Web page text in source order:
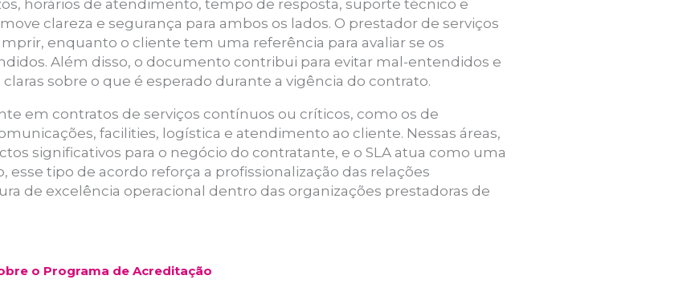
horários de atendimento, tempo de resposta, suporte técnico e
clareza e segurança para ambos os lados. O prestador de serviços
enquanto o cliente tem uma referência para avaliar se os
Além disso, o documento contribui para evitar mal-entendidos e
sobre o que é esperado durante a vigência do contrato.
em contratos de serviços contínuos ou críticos, como os de
facilities, logística e atendimento ao cliente. Nessas áreas,
significativos para o negócio do contratante, e o SLA atua como uma
esse tipo de acordo reforça a profissionalização das relações
de excelência operacional dentro das organizações prestadoras de
o Programa de Acreditação